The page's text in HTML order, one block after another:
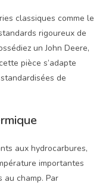
classiques comme le
rigoureux de
un John Deere,
pièce s’adapte
de
aux hydrocarbures,
importantes
champ. Par